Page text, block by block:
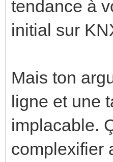
tendance à
initial sur
Mais ton
ligne et une
implacable.
complexifier